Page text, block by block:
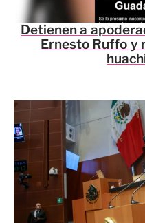
Detienen a
Ernesto Ruffo y